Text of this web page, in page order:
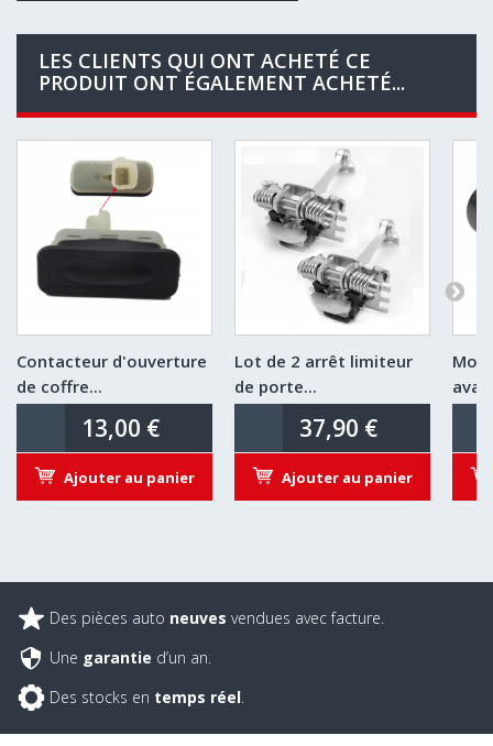
LES CLIENTS QUI ONT ACHETÉ CE
PRODUIT ONT ÉGALEMENT ACHETÉ...
Contacteur d'ouverture
de coffre...
13,00 €
Ajouter au panier
Lot de 2 arrêt limiteur
de porte...
37,90 €
Ajouter au panier
Des pièces auto neuves vendues avec facture.
Une garantie d’un an.
Des stocks en temps réel